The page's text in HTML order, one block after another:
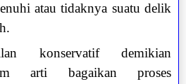
atau tidaknya suatu delik
konservatif demikian
arti bagaikan proses